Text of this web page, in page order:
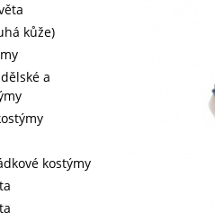
kůže)
a
kostýmy